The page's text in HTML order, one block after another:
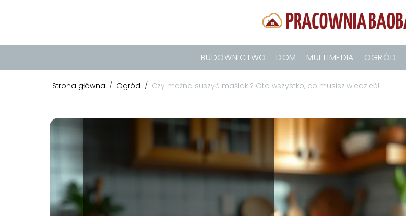
BUDOWNICTWO DOM MULTIMEDIA OGRÓD
Strona główna / Ogród / Czy można suszyć maślaki? Oto wszystko, co musisz wiedzieć!